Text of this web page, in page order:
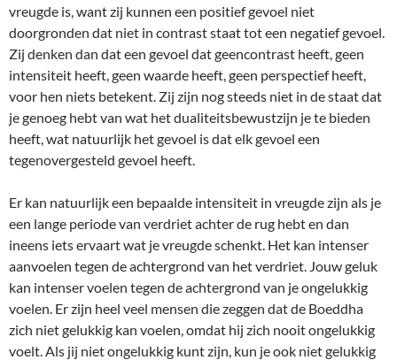
vreugde is, want zij kunnen een positief gevoel niet
doorgronden dat niet in contrast staat tot een negatief gevoel.
Zij denken dan dat een gevoel dat geencontrast heeft, geen
intensiteit heeft, geen waarde heeft, geen perspectief heeft,
voor hen niets betekent. Zij zijn nog steeds niet in de staat dat
je genoeg hebt van wat het dualiteitsbewustzijn je te bieden
heeft, wat natuurlijk het gevoel is dat elk gevoel een
tegenovergesteld gevoel heeft.
Er kan natuurlijk een bepaalde intensiteit in vreugde zijn als je
een lange periode van verdriet achter de rug hebt en dan
ineens iets ervaart wat je vreugde schenkt. Het kan intenser
aanvoelen tegen de achtergrond van het verdriet. Jouw geluk
kan intenser voelen tegen de achtergrond van je ongelukkig
voelen. Er zijn heel veel mensen die zeggen dat de Boeddha
zich niet gelukkig kan voelen, omdat hij zich nooit ongelukkig
voelt. Als jij niet ongelukkig kunt zijn, kun je ook niet gelukkig